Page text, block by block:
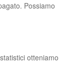
Possiamo
otteniamo